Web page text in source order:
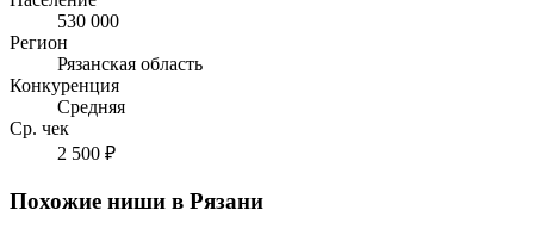
530 000
Регион
Рязанская область
Конкуренция
Средняя
Ср. чек
2 500 ₽
Похожие ниши в Рязани